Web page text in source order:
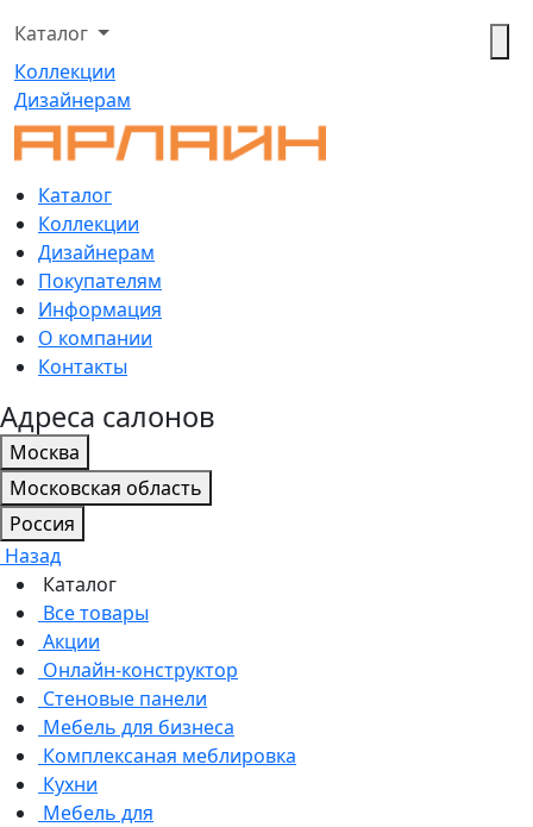
Каталог
Коллекции
Дизайнерам
Каталог
Коллекции
Дизайнерам
Покупателям
Информация
О компании
Контакты
Адреса салонов
Москва
Московская область
Россия
Назад
Каталог
Все товары
Акции
Онлайн-конструктор
Стеновые панели
Мебель для бизнеса
Комплексаная меблировка
Кухни
Мебель для